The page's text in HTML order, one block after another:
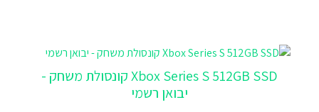
Xbox Series S 512GB SSD קונסולת משחק -
יבואן רשמי